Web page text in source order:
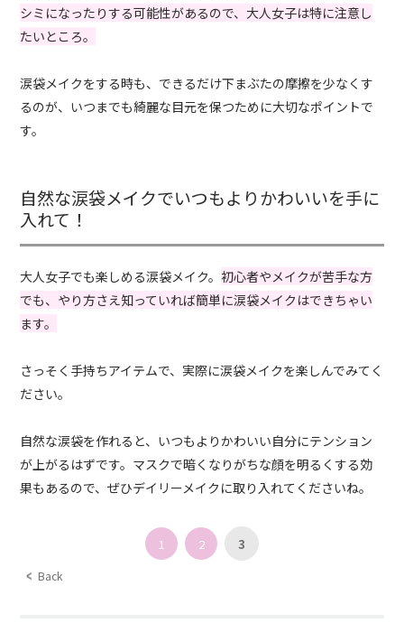
シミになったりする可能性があるので、大人女子は特に注意し
たいところ。
涙袋メイクをする時も、できるだけ下まぶたの摩擦を少なくす
るのが、いつまでも綺麗な目元を保つために大切なポイントで
す。
自然な涙袋メイクでいつもよりかわいいを手に
入れて！
大人女子でも楽しめる涙袋メイク。初心者やメイクが苦手な方
でも、やり方さえ知っていれば簡単に涙袋メイクはできちゃい
ます。
さっそく手持ちアイテムで、実際に涙袋メイクを楽しんでみてく
ださい。
自然な涙袋を作れると、いつもよりかわいい自分にテンション
が上がるはずです。マスクで暗くなりがちな顔を明るくする効
果もあるので、ぜひデイリーメイクに取り入れてくださいね。
Back
1 2 3